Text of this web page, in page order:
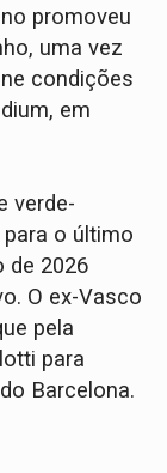
promoveu
uma vez
condições
em
verde-
o último
de 2026
O ex-Vasco
pela
para
Barcelona.